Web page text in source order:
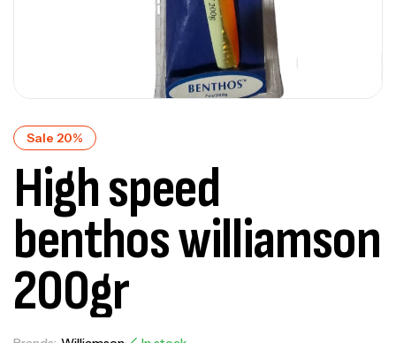
Sale 20%
High speed
benthos williamson
200gr